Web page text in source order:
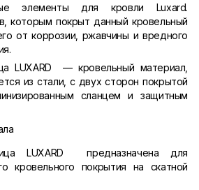
элементы для кровли Luxard.
которым покрыт данный кровельный
от коррозии, ржавчины и вредного
LUXARD — кровельный материал,
из стали, с двух сторон покрытой
сланцем и защитным
LUXARD предназначена для
кровельного покрытия на скатной